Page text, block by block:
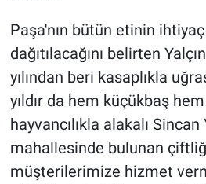
Paşa'nın bütün etinin
dağıtılacağını belirten
yılından beri kasaplıkla
yıldır da hem küçükbaş
hayvancılıkla alakalı
mahallesinde bulunan
müşterilerimize hizmet